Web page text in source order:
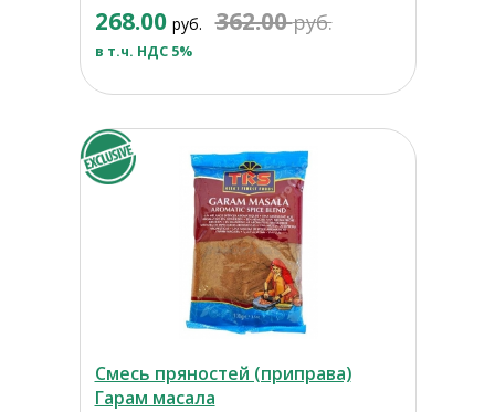
268.00 руб. 362.00руб.
в т.ч. НДС 5%
Смесь пряностей (приправа)
Гарам масала